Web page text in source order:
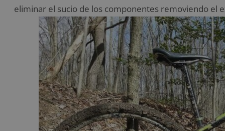
eliminar el sucio de los componentes removiendo el